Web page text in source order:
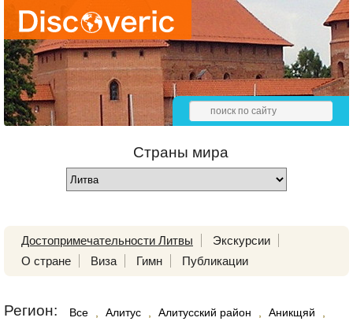
Страны мира
Достопримечательности Литвы
Экскурсии
О стране
Виза Гимн Публикации
Регион: Все Алитус Алитусский район Аникщяй